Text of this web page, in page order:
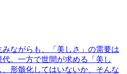
ながらも、「美しさ」の需要は
。一方で世間が求める「美し
形骸化してはいないか、そんな